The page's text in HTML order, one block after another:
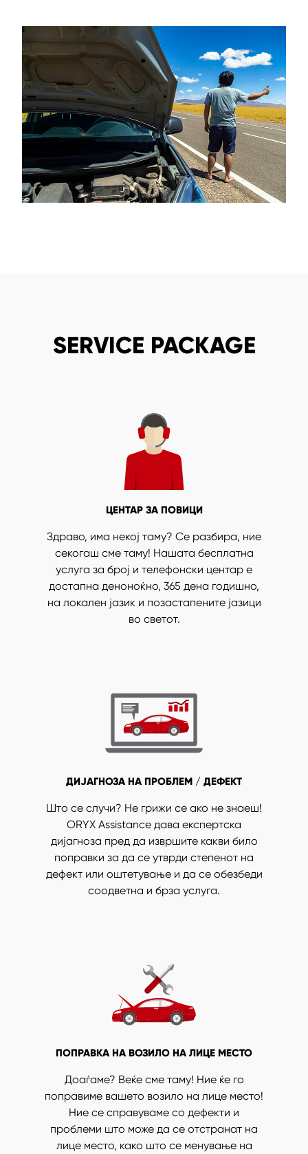
SERVICE PACKAGE
ЦЕНТАР ЗА ПОВИЦИ
Здраво, има некој таму? Се разбира, ние
секогаш сме таму! Нашата бесплатна
услуга за број и телефонски центар е
достапна деноноќно, 365 дена годишно,
на локален јазик и позастапените јазици
во светот.
ДИЈАГНОЗА НА ПРОБЛЕМ / ДЕФЕКТ
Што се случи? Не грижи се ако не знаеш!
ORYX Assistance дава експертска
дијагноза пред да извршите какви било
поправки за да се утврди степенот на
дефект или оштетување и да се обезбеди
соодветна и брза услуга.
ПОПРАВКА НА ВОЗИЛО НА ЛИЦЕ МЕСТО
Доаѓаме? Веќе сме таму! Ние ќе го
поправиме вашето возило на лице место!
Ние се справуваме со дефекти и
проблеми што може да се отстранат на
лице место, како што се менување на